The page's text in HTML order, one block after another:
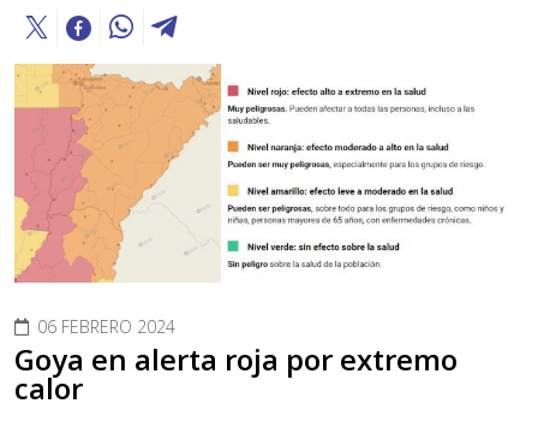
06 FEBRERO 2024
Goya en alerta roja por extremo
calor